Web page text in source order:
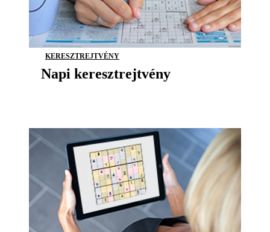
KERESZTREJTVÉNY
Napi keresztrejtvény